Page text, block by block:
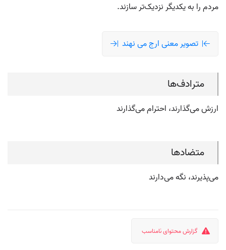
مردم را به یکدیگر نزدیک‌تر سازند.
تصویر معنی ارج می نهند
مترادف‌ها
ارزش می‌گذارند، احترام می‌گذارند
متضادها
می‌پذیرند، نگه می‌دارند
گزارش محتوای نامناسب